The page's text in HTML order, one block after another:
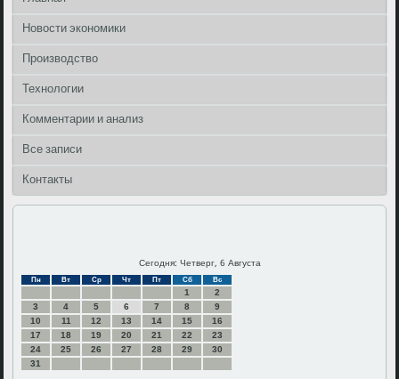
Новости экономики
Производство
Технологии
Комментарии и анализ
Все записи
Контакты
Сегодня: Четверг, 6 Августа
Пн Вт Ср Чт Пт Сб Вс
1
2
3
4 5 6 7 8
9
10
11 12 13 14 15
16
17
18 19 20 21 22
23
24
25 26 27 28 29
30
31